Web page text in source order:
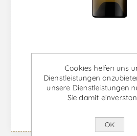
Quinta de Cidrô
Weißwein
Ab €16,47 inkl.
Cookies helfen uns
Dienstleistungen
unsere Dienstleistungen
Sie damit
OK